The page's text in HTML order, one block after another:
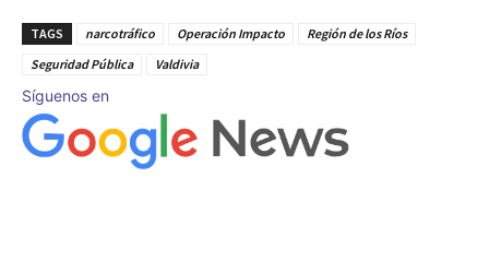
TAGS narcotráfico Operación Impacto
Región de los Ríos
Seguridad Pública
Valdivia
Síguenos en